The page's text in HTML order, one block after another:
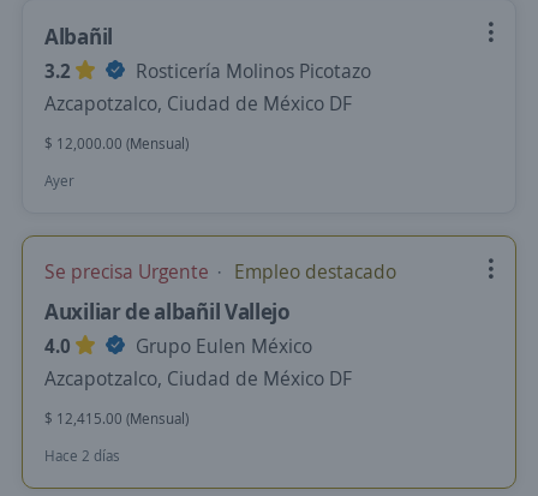
Albañil
3.2
Rosticería Molinos Picotazo
Azcapotzalco, Ciudad de México DF
$ 12,000.00 (Mensual)
Ayer
Se precisa Urgente Empleo destacado
Auxiliar de albañil Vallejo
4.0
Grupo Eulen México
Azcapotzalco, Ciudad de México DF
$ 12,415.00 (Mensual)
Hace 2 días